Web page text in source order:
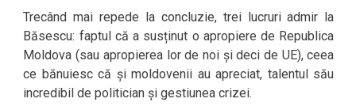
Trecând mai repede la concluzie, trei lucruri admir la
Băsescu: faptul că a susținut o apropiere de Republica
Moldova (sau apropierea lor de noi și deci de UE), ceea
ce bănuiesc că și moldovenii au apreciat, talentul său
incredibil de politician și gestiunea crizei.